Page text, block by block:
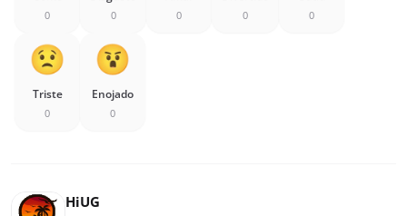
0 0 0 0 0
Triste
0
Enojado
0
HiUG